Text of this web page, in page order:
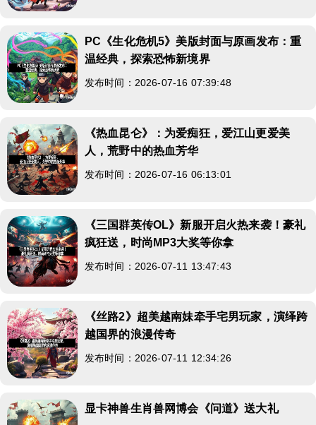
PC《生化危机5》美版封面与原画发布：重
温经典，探索恐怖新境界
发布时间：2026-07-16 07:39:48
《热血昆仑》：为爱痴狂，爱江山更爱美
人，荒野中的热血芳华
发布时间：2026-07-16 06:13:01
《三国群英传OL》新服开启火热来袭！豪礼
疯狂送，时尚MP3大奖等你拿
发布时间：2026-07-11 13:47:43
《丝路2》超美越南妹牵手宅男玩家，演绎跨
越国界的浪漫传奇
发布时间：2026-07-11 12:34:26
显卡神兽生肖兽网博会《问道》送大礼